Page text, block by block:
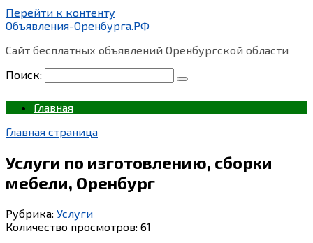
Перейти к контенту
Объявления-Оренбурга.РФ
Сайт бесплатных объявлений Оренбургской области
Поиск:
Главная
Главная страница
Услуги по изготовлению, сборки
мебели, Оренбург
Рубрика: Услуги
Количество просмотров: 61